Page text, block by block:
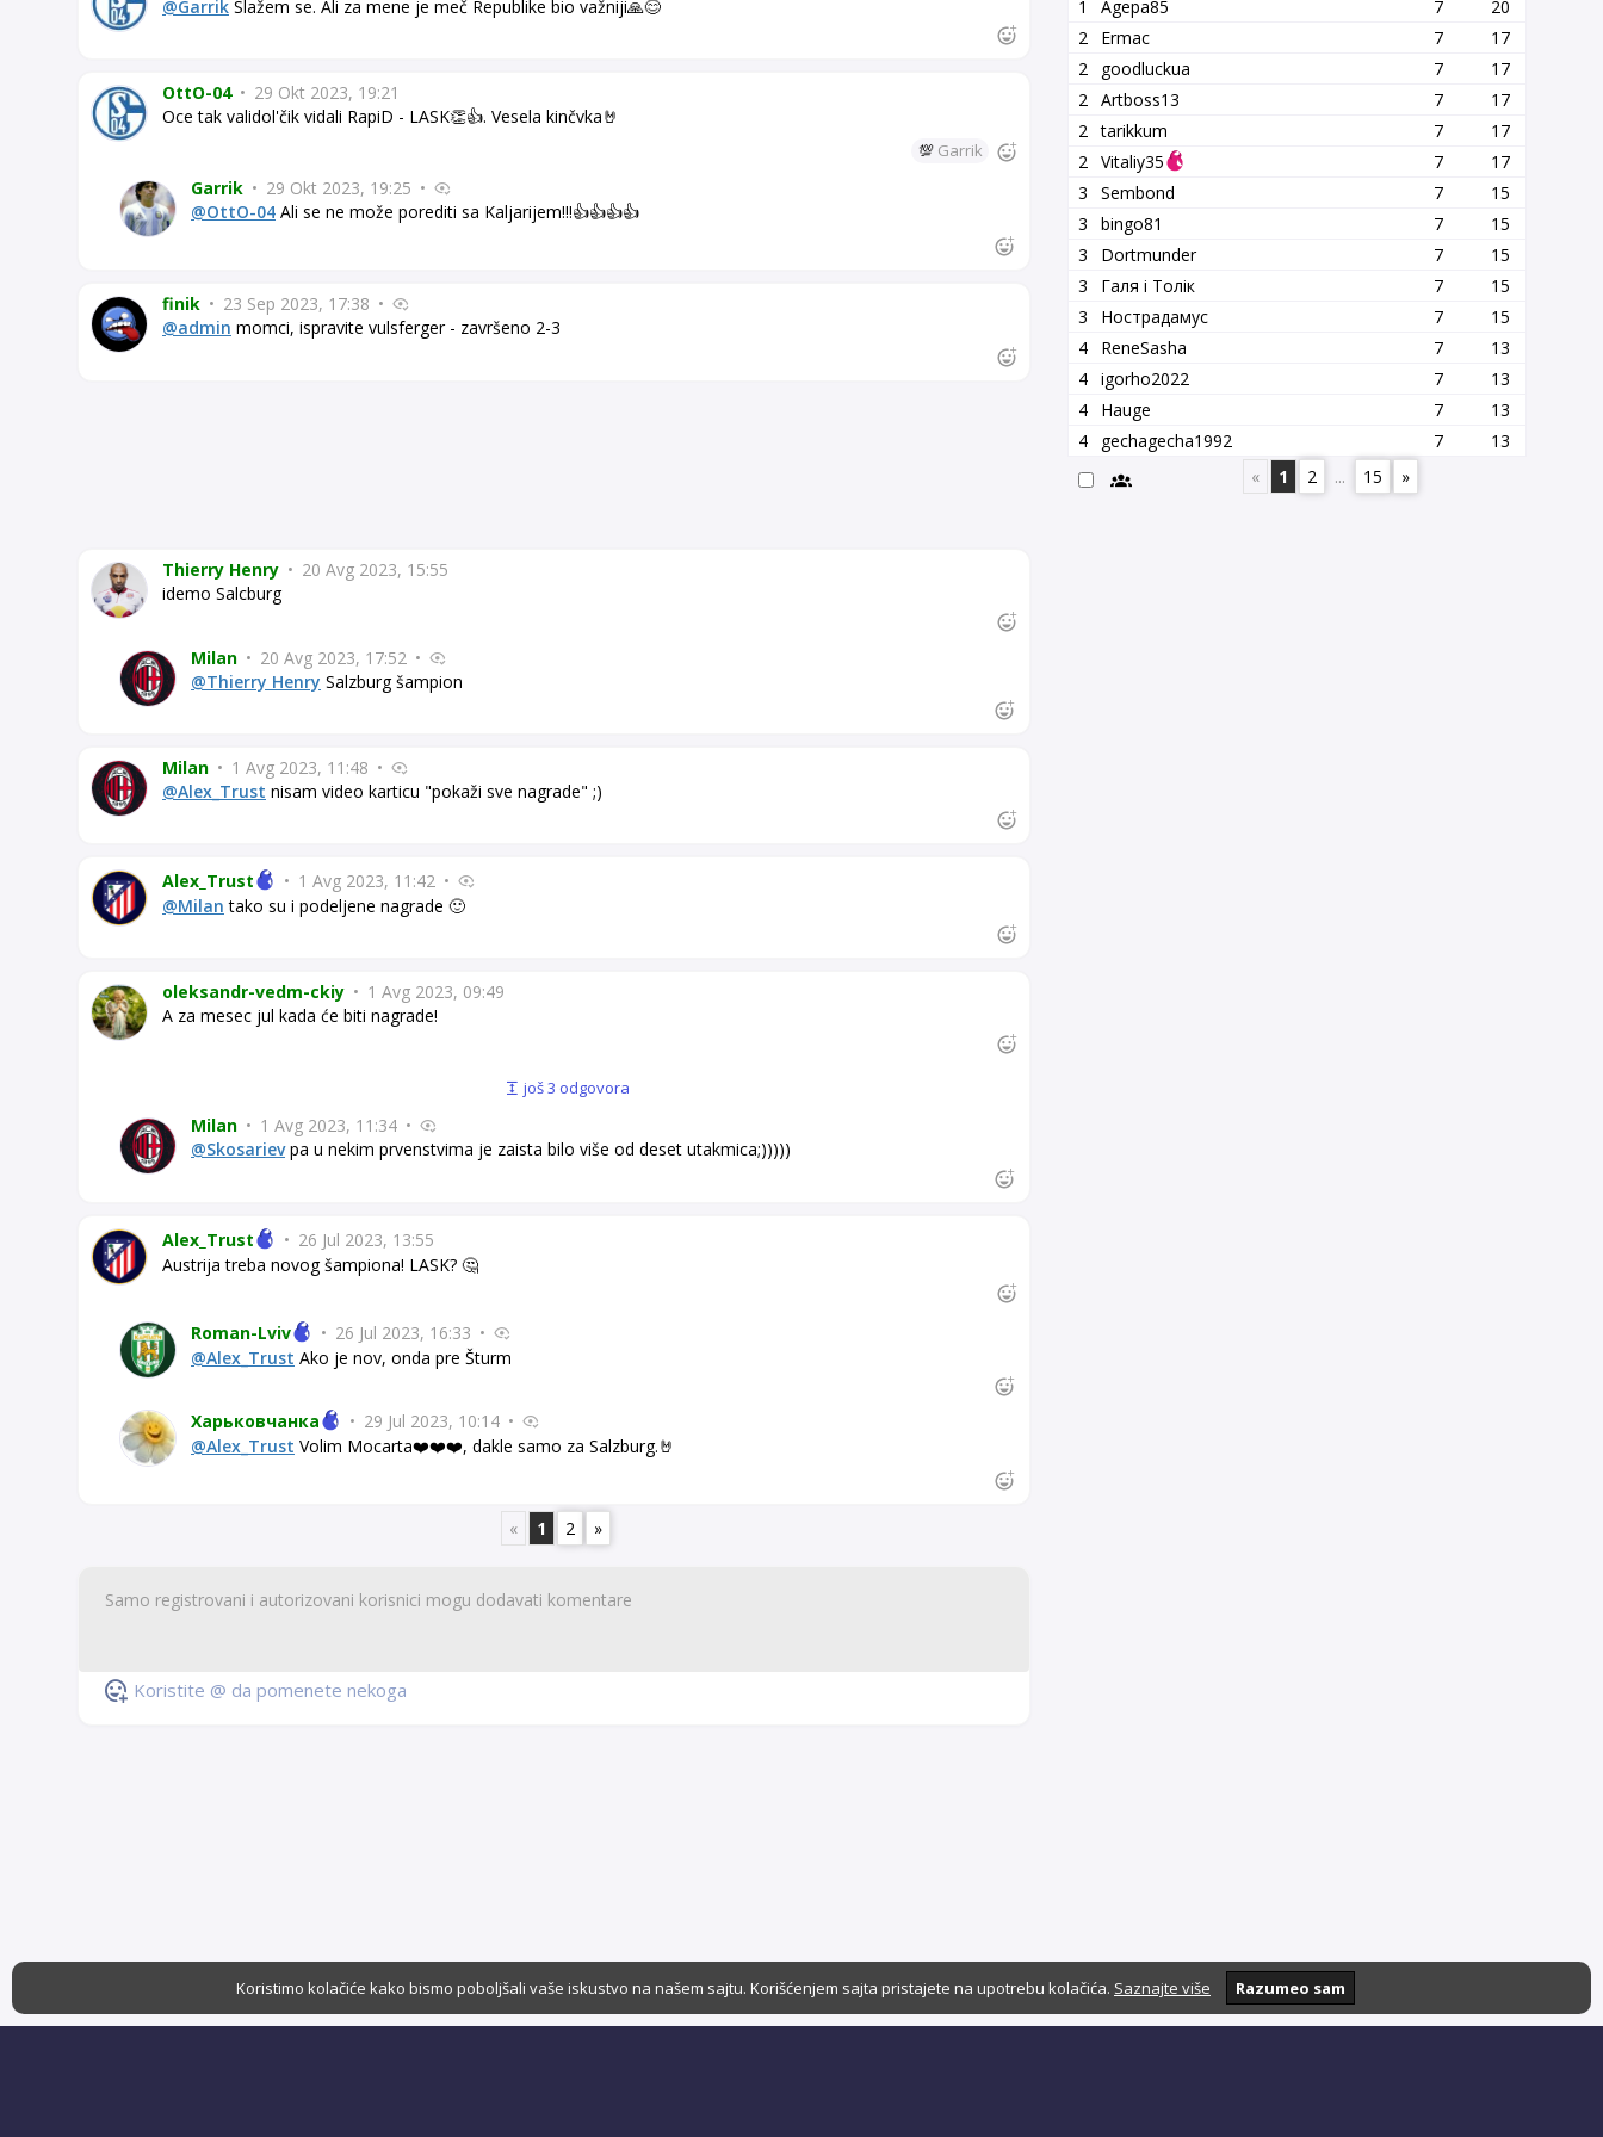
@Garrik Slažem se. Ali za mene je meč Republike bio važniji🙏😊
OttO-04 • 29 Okt 2023, 19:21
Oce tak validol'čik vidali RapiD - LASK👏👍. Vesela kinčvka🤘
💯 Garrik
Garrik • 29 Okt 2023, 19:25 •
@OttO-04 Ali se ne može porediti sa Kaljarijem!!!👍👍👍👍
finik • 23 Sep 2023, 17:38 •
@admin momci, ispravite vulsferger - završeno 2-3
Thierry Henry • 20 Avg 2023, 15:55
idemo Salcburg
Milan • 20 Avg 2023, 17:52 •
@Thierry Henry Salzburg šampion
Milan • 1 Avg 2023, 11:48 •
@Alex_Trust nisam video karticu "pokaži sve nagrade" ;)
Alex_Trust • 1 Avg 2023, 11:42 •
@Milan tako su i podeljene nagrade 🙂
oleksandr-vedm-ckiy • 1 Avg 2023, 09:49
A za mesec jul kada će biti nagrade!
još 3 odgovora
Milan • 1 Avg 2023, 11:34 •
@Skosarievpa u nekim prvenstvima je zaista bilo više od deset utakmica;)))))
Alex_Trust • 26 Jul 2023, 13:55
Austrija treba novog šampiona! LASK? 🤔
Roman-Lviv • 26 Jul 2023, 16:33 •
@Alex_Trust Ako je nov, onda pre Šturm
Харьковчанка • 29 Jul 2023, 10:14 •
@Alex_Trust Volim Mocarta❤️❤️❤️, dakle samo za Salzburg.🤘
« 1 2 »
Koristite @ da pomenete nekoga
1 Agepa85 7
20
2
Ermac 7
17
2
goodluckua 7
17
2
Artboss13 7
17
2
tarikkum 7
17
2
Vitaliy35 7
17
3
Sembond 7
15
3
bingo81 7
15
3
Dortmunder 7
15
3
Галя і Толік 7
15
3
Нострадамус 7
15
4
ReneSasha 7
13
4 igorho2022 7
13
4
Hauge 7
13
4
gechagecha1992 7
13
«
1 2 ... 15 »
Koristimo kolačiće kako bismo poboljšali vaše iskustvo na našem sajtu. Korišćenjem sajta pristajete na upotrebu kolačića. Saznajte više Razumeo sam